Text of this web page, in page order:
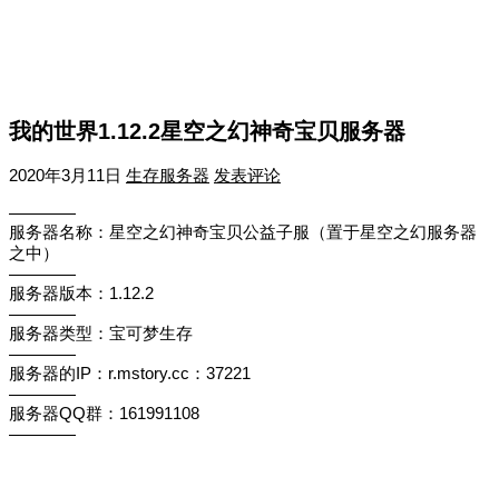
我的世界1.12.2星空之幻神奇宝贝服务器
2020年3月11日 生存服务器 发表评论
————
服务器名称：星空之幻神奇宝贝公益子服（置于星空之幻服务器
之中）
————
服务器版本：1.12.2
————
服务器类型：宝可梦生存
————
服务器的IP：r.mstory.cc：37221
————
服务器QQ群：161991108
————